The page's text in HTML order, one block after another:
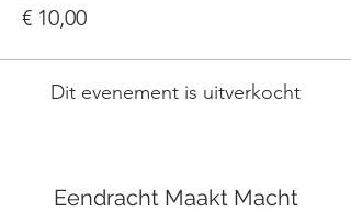
€ 10,00
Dit evenement is uitverkocht
Eendracht Maakt Macht